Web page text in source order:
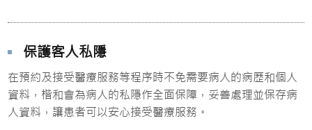
保護客人私隱
在預約及接受醫療服務等程序時不免需要病人的病歷和個人
資料，楷和會為病人的私隱作全面保障，妥善處理並保存病
人資料，讓患者可以安心接受醫療服務。